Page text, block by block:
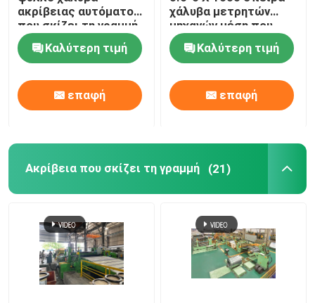
ακρίβειας αυτόματο
που σκίζει τη γραμμή
0.3-3 X 1300
Καλύτερη τιμή
επαφή
χάλυβα μετρητών
μηχανών μέση που
σκίζει τη γραμμή
Καλύτερη τιμή
επαφή
Ακρίβεια που σκίζει τη γραμμή (21)